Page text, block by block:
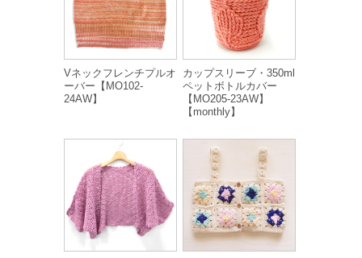
Vネックフレンチプルオ
ーバー【MO102-
24AW】
カップスリーブ・350ml
ペットボトルカバー
【MO205-23AW】
【monthly】